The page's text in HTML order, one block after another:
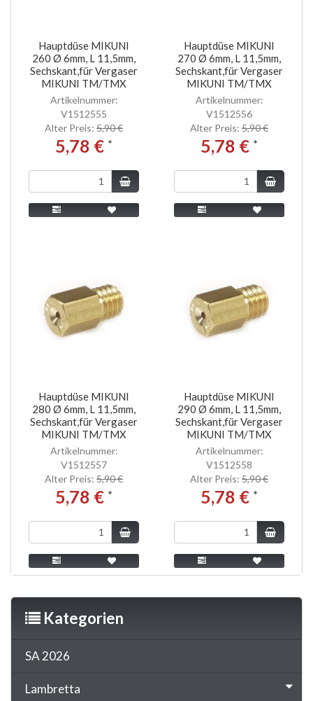
Hauptdüse MIKUNI
260 Ø 6mm, L 11,5mm,
Sechskant,für Vergaser
MIKUNI TM/TMX
Artikelnummer:
V1512555
Alter Preis: 5,90 €
5,78 € *
Hauptdüse MIKUNI
270 Ø 6mm, L 11,5mm,
Sechskant,für Vergaser
MIKUNI TM/TMX
Artikelnummer:
V1512556
Alter Preis: 5,90 €
5,78 € *
Hauptdüse MIKUNI
280 Ø 6mm, L 11,5mm,
Sechskant,für Vergaser
MIKUNI TM/TMX
Artikelnummer:
V1512557
Alter Preis: 5,90 €
5,78 € *
Hauptdüse MIKUNI
290 Ø 6mm, L 11,5mm,
Sechskant,für Vergaser
MIKUNI TM/TMX
Artikelnummer:
V1512558
Alter Preis: 5,90 €
5,78 € *
Kategorien
SA 2026
Lambretta